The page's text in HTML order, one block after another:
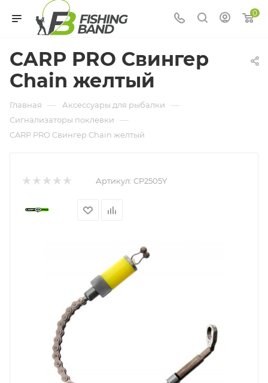
0
CARP PRO Свингер
Chain желтый
Главная — Аксессуары для рыбалки —
Сигнализаторы поклевки —
CARP PRO Свингер Chain желтый
Артикул: CP2505Y